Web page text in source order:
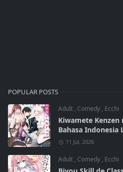
POPULAR POSTS
Adult , Comedy , Ecchi
Kiwamete Kenzen
Bahasa Indonesia
11 Jul, 2026
Adult , Comedy , Ecchi